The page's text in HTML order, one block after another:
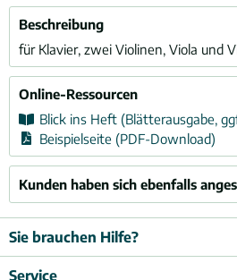
Beschreibung
für Klavier, zwei Violinen, Viola und
Online-Ressourcen
Blick ins Heft (Blätterausgabe,
Beispielseite (PDF-Download)
Kunden haben sich ebenfalls
Sie brauchen Hilfe?
Service